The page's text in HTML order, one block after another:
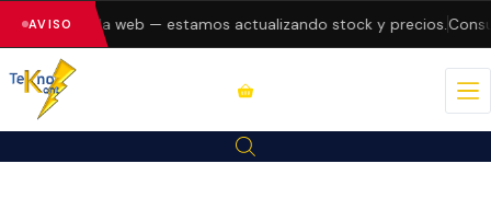
AVISO
errores en la web — estamos actualizando stock y precios.